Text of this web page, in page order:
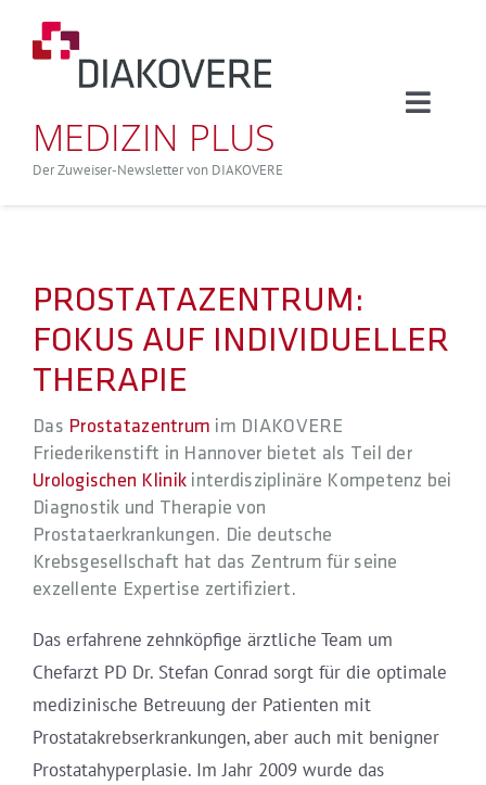
Inhalt
MEDIZIN PLUS
Der Zuweiser-Newsletter von DIAKOVERE
Toggle
Aktuelle Ausgabe
Alle Artikel
Veranstaltungen
PROSTATAZENTRUM:
FOKUS AUF INDIVIDUELLER
THERAPIE
Das Prostatazentrum im DIAKOVERE
Friederikenstift in Hannover bietet als Teil der
Urologischen Klinik interdisziplinäre Kompetenz bei
Diagnostik und Therapie von
Prostataerkrankungen. Die deutsche
Krebsgesellschaft hat das Zentrum für seine
exzellente Expertise zertifiziert.
Das erfahrene zehnköpfige ärztliche Team um
Chefarzt PD Dr. Stefan Conrad sorgt für die optimale
medizinische Betreuung der Patienten mit
Prostatakrebserkrankungen, aber auch mit benigner
Prostatahyperplasie. Im Jahr 2009 wurde das